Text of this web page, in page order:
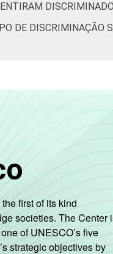
DE DISCRIMINAÇÃO
first of its kind
societies. The Center
of UNESCO’s five
strategic objectives by